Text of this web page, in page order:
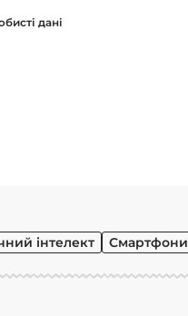
дані
інтелект Смартфони